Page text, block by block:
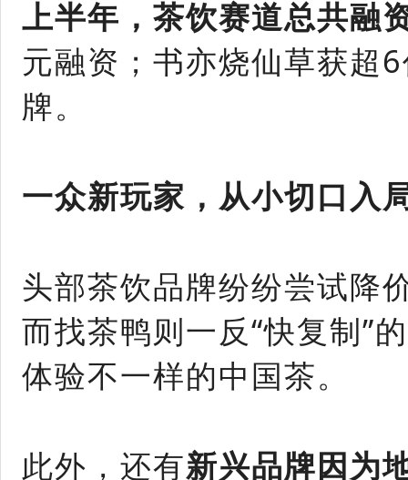
上半年，茶饮赛道总共融
元融资；书亦烧仙草获超
牌。
一众新玩家，从小切口入
头部茶饮品牌纷纷尝试降
而找茶鸭则一反“快复制”
体验不一样的中国茶。
此外，还有新兴品牌因为